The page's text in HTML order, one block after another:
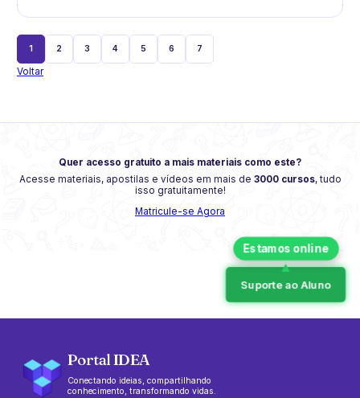
1 2 3 4 5 6 7
Voltar
Quer acesso gratuito a mais materiais como este?
Acesse materiais, apostilas e vídeos em mais de 3000 cursos, tudo
isso gratuitamente!
Matricule-se Agora
Suporte ao Aluno
Portal IDEA
Conectando ideias, compartilhando
conhecimento, transformando vidas.